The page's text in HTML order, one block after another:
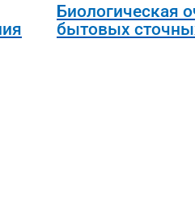
Биологическая
бытовых